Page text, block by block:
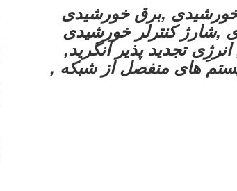
,برق خورشیدی
,شارژ کنترلر خورشیدی
تجدید پذیر آنگرید,
های منفصل از شبکه ,